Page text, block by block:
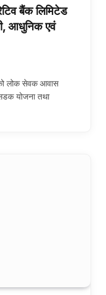
बैंक लिमिटेड
आधुनिक एवं
लोक सेवक आवास
योजना तथा